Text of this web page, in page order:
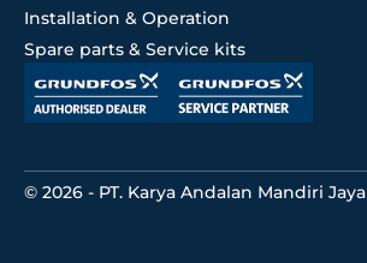
Installation & Operation
Spare parts & Service kits
© 2026 - PT. Karya Andalan Mandiri Jaya